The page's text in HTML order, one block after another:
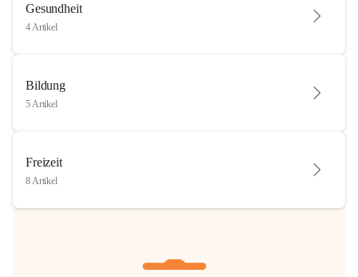
Gesundheit
4 Artikel
Bildung
5 Artikel
Freizeit
8 Artikel